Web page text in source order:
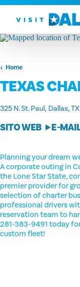
Vai al contenuto
Home
TEXAS
325 N. St. Paul Dallas,
SITO WEB E-
Planning your dream
A corporate outing in
the Lone Star State,
premier provider for
selection of charter
professional drivers
reservation team to
281-383-9491 today
custom fleet!